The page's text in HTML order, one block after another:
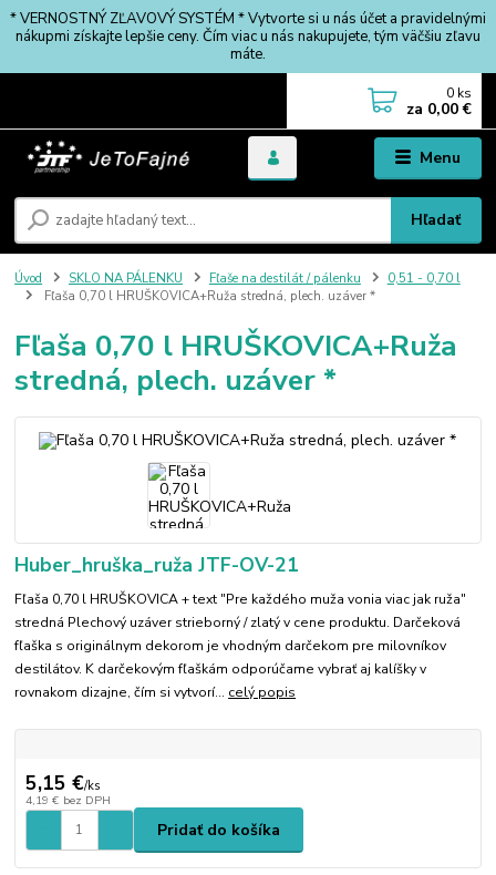
* VERNOSTNÝ ZĽAVOVÝ SYSTÉM * Vytvorte si u nás účet a pravidelnými
nákupmi získajte lepšie ceny. Čím viac u nás nakupujete, tým väčšiu zľavu
máte.
Menu
Hľadať
0 ks
za 0,00 €
Úvod SKLO NA PÁLENKU Fľaše na destilát / pálenku
0,51 - 0,70 l
Fľaša 0,70 l HRUŠKOVICA+Ruža stredná, plech. uzáver *
Fľaša 0,70 l HRUŠKOVICA+Ruža
stredná, plech. uzáver *
Huber_hruška_ruža JTF-OV-21
Fľaša 0,70 l HRUŠKOVICA + text "Pre každého muža vonia viac jak ruža"
stredná Plechový uzáver strieborný / zlatý v cene produktu. Darčeková
fľaška s originálnym dekorom je vhodným darčekom pre milovníkov
destilátov. K darčekovým fľaškám odporúčame vybrať aj kalíšky v
rovnakom dizajne, čím si vytvorí... celý popis
5,15 €/ks
4,19 € bez DPH
Pridať do košíka